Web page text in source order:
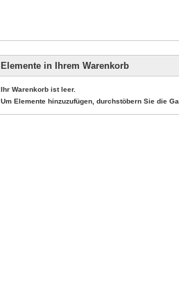
Elemente in Ihrem Warenkorb
Ihr Warenkorb ist leer.
Um Elemente hinzuzufügen, durchstöbern Sie die